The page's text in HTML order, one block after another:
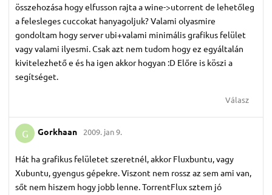
összehozása hogy elfusson rajta a wine->utorrent de lehetőleg
a felesleges cuccokat hanyagoljuk? Valami olyasmire
gondoltam hogy server ubi+valami minimális grafikus felület
vagy valami ilyesmi. Csak azt nem tudom hogy ez egyáltalán
kivitelezhető e és ha igen akkor hogyan :D Előre is köszi a
segítséget.
Válasz
G Gorkhaan 2009. jan 9.
Hát ha grafikus felületet szeretnél, akkor Fluxbuntu, vagy
Xubuntu, gyengus gépekre. Viszont nem rossz az sem ami van,
sőt nem hiszem hogy jobb lenne. TorrentFlux sztem jó